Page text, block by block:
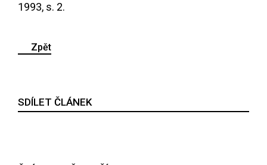
1993, s. 2.
Zpět
SDÍLET ČLÁNEK